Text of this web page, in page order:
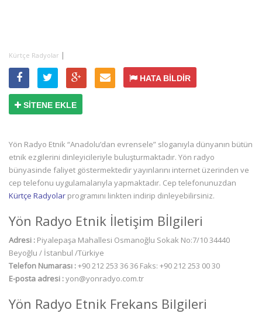
Kürtçe Radyolar |
HATA BİLDİR
SİTENE EKLE
Yön Radyo Etnik “Anadolu’dan evrensele” sloganıyla dünyanın bütün
etnik ezgilerini dinleyicileriyle buluşturmaktadır. Yön radyo
bünyasinde faliyet göstermektedir yayınlarını internet üzerinden ve
cep telefonu uygulamalarıyla yapmaktadır. Cep telefonunuzdan
Kürtçe Radyolar programını linkten indirip dinleyebilirsiniz.
Yön Radyo Etnik İletişim Bİlgileri
Adresi : Piyalepaşa Mahallesi Osmanoğlu Sokak No:7/10 34440
Beyoğlu / İstanbul /Türkiye
Telefon Numarası :+90 212 253 36 36 Faks: +90 212 253 00 30
E-posta adresi :yon@yonradyo.com.tr
Yön Radyo Etnik Frekans Bilgileri